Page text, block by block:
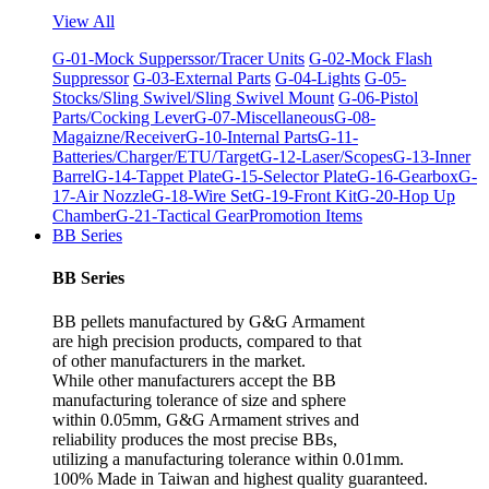
View All
G-01-Mock Supperssor/Tracer Units G-02-Mock Flash
Suppressor G-03-External Parts G-04-Lights G-05-
Stocks/Sling Swivel/Sling Swivel Mount G-06-Pistol
Parts/Cocking LeverG-07-MiscellaneousG-08-
Magaizne/ReceiverG-10-Internal PartsG-11-
Batteries/Charger/ETU/TargetG-12-Laser/ScopesG-13-Inner
BarrelG-14-Tappet PlateG-15-Selector PlateG-16-GearboxG-
17-Air NozzleG-18-Wire SetG-19-Front KitG-20-Hop Up
ChamberG-21-Tactical GearPromotion Items
BB Series
BB Series
BB pellets manufactured by G&G Armament
are high precision products, compared to that
of other manufacturers in the market.
While other manufacturers accept the BB
manufacturing tolerance of size and sphere
within 0.05mm, G&G Armament strives and
reliability produces the most precise BBs,
utilizing a manufacturing tolerance within 0.01mm.
100% Made in Taiwan and highest quality guaranteed.